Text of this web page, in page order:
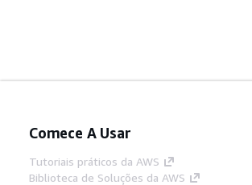
Comece A Usar
Tutoriais práticos da AWS
Biblioteca de Soluções da AWS